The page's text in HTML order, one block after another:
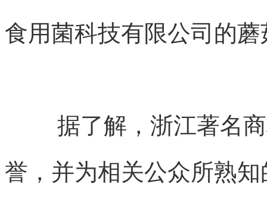
食用菌科技有限公司的
据了解， 浙江著名
誉，并为相关公众所熟知